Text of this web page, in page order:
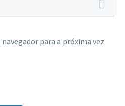
para a próxima vez